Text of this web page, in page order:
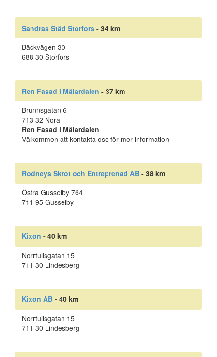
Sandras Städ Storfors - 34 km
Bäckvägen 30
688 30 Storfors
Ren Fasad i Mälardalen - 37 km
Brunnsgatan 6
713 32 Nora
Ren Fasad i Mälardalen
Välkommen att kontakta oss för mer information!
Rodneys Skrot och Entreprenad AB - 38 km
Östra Gusselby 764
711 95 Gusselby
Kixon - 40 km
Norrtullsgatan 15
711 30 Lindesberg
Kixon AB - 40 km
Norrtullsgatan 15
711 30 Lindesberg